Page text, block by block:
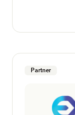
Partner